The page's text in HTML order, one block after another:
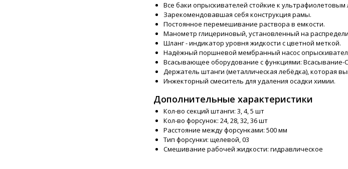
Все баки опрыскивателей стойкие к
Зарекомендовавшая себя конструкция рамы.
Постоянное перемешивание раствора в емкости.
Манометр глицериновый, установленный на
Шланг - индикатор уровня жидкости с цветной меткой.
Надёжный поршневой мембранный насос
Всасывающее оборудование с функциями: Всасывание-
Держатель штанги (металлическая лебёдка), которая
Инжекторный смеситель для удаления осадки химии.
Дополнительные характеристики
Кол-во секций штанги: 3, 4, 5 шт
Кол-во форсунок: 24, 28, 32, 36 шт
Расстояние между форсунками: 500 мм
Тип форсунки: щелевой, 03
Смешивание рабочей жидкости: гидравлическое